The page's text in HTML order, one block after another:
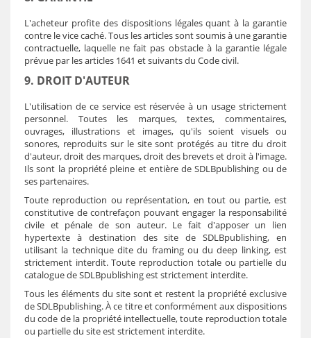
L'acheteur profite des dispositions légales quant à la garantie
contre le vice caché. Tous les articles sont soumis à une garantie
contractuelle, laquelle ne fait pas obstacle à la garantie légale
prévue par les articles 1641 et suivants du Code civil.
9. DROIT D'AUTEUR
L'utilisation de ce service est réservée à un usage strictement
personnel. Toutes les marques, textes, commentaires,
ouvrages, illustrations et images, qu'ils soient visuels ou
sonores, reproduits sur le site sont protégés au titre du droit
d'auteur, droit des marques, droit des brevets et droit à l'image.
Ils sont la propriété pleine et entière de SDLBpublishing ou de
ses partenaires.
Toute reproduction ou représentation, en tout ou partie, est
constitutive de contrefaçon pouvant engager la responsabilité
civile et pénale de son auteur. Le fait d'apposer un lien
hypertexte à destination des site de SDLBpublishing, en
utilisant la technique dite du framing ou du deep linking, est
strictement interdit. Toute reproduction totale ou partielle du
catalogue deSDLBpublishingest strictement interdite.
Tous les éléments du site sont et restent la propriété exclusive
de SDLBpublishing. À ce titre et conformément aux dispositions
du code de la propriété intellectuelle, toute reproduction totale
ou partielle du site est strictement interdite.